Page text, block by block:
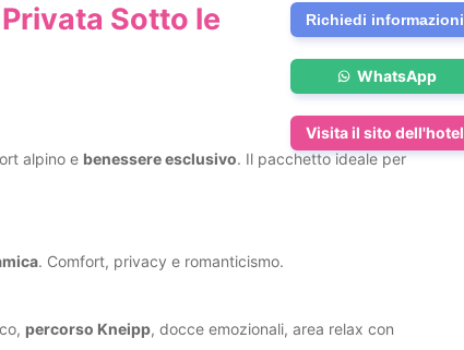
Sotto le
Richiedi informazioni
WhatsApp
Visita il sito dell'hotel
alpino e benessere esclusivo. Il pacchetto ideale per
. Comfort, privacy e romanticismo.
percorso Kneipp, docce emozionali, area relax con